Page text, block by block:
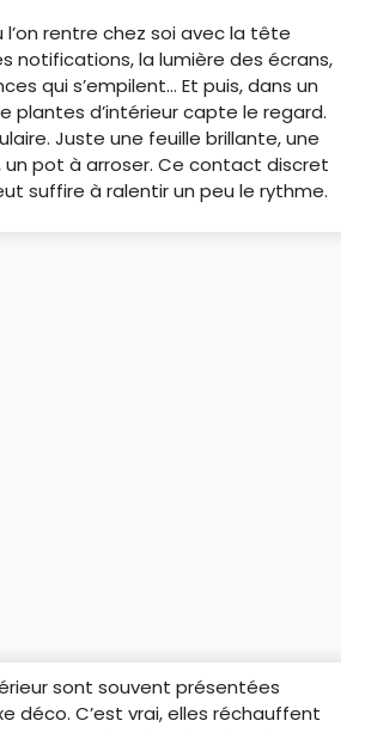
l’on rentre chez soi avec la tête
notifications, la lumière des écrans,
qui s’empilent… Et puis, dans un
plantes d’intérieur capte le regard.
Juste une feuille brillante, une
un pot à arroser. Ce contact discret
suffire à ralentir un peu le rythme.
sont souvent présentées
déco. C’est vrai, elles réchauffent